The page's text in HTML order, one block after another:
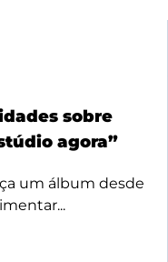
sobre
agora”
um álbum desde